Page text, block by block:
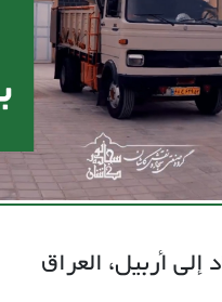
أربيل، العراق